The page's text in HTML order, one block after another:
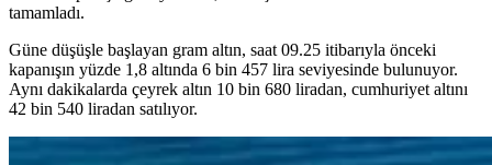
tamamladı.
Güne düşüşle başlayan gram altın, saat 09.25 itibarıyla önceki
kapanışın yüzde 1,8 altında 6 bin 457 lira seviyesinde bulunuyor.
Aynı dakikalarda çeyrek altın 10 bin 680 liradan, cumhuriyet altını
42 bin 540 liradan satılıyor.